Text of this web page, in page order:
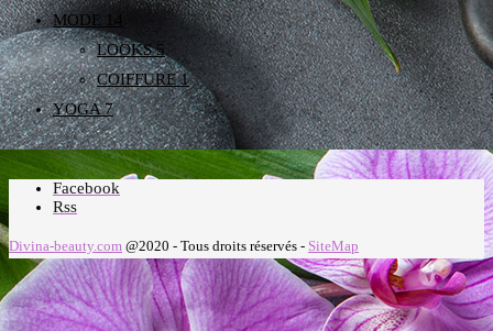
MODE
14
LOOKS5
COIFFURE1
YOGA7
Facebook
Rss
Divina-beauty.com @2020 - Tous droits réservés - SiteMap